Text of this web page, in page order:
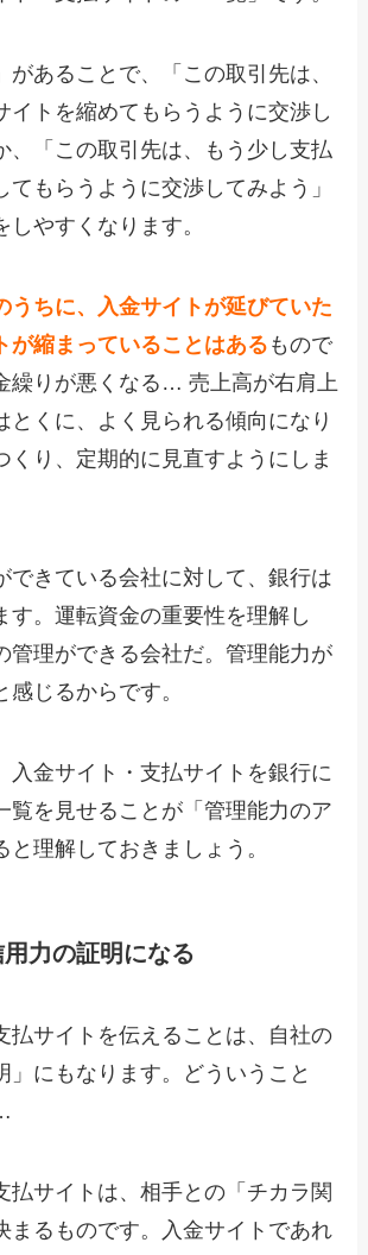
があることで、「この取引先は、
イトを縮めてもらうように交渉し
、「この取引先は、もう少し支払
てもらうように交渉してみよう」
しやすくなります。
うちに、入金サイトが延びていた
が縮まっていることはある もので
繰りが悪くなる… 売上高が右肩上
とくに、よく見られる傾向になり
くり、定期的に見直すようにしま
できている会社に対して、銀行は
す。運転資金の重要性を理解し
管理ができる会社だ。管理能力が
感じるからです。
入金サイト・支払サイトを銀行に
覧を見せることが「管理能力のア
と理解しておきましょう。
用力の証明になる
払サイトを伝えることは、自社の
」にもなります。どういうこと
払サイトは、相手との「チカラ関
まるものです。入金サイトであれ